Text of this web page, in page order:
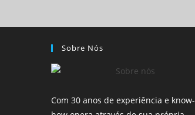
Sobre Nós
Com 30 anos de experiência e know-